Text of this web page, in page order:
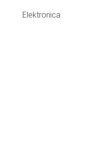
Elektronica